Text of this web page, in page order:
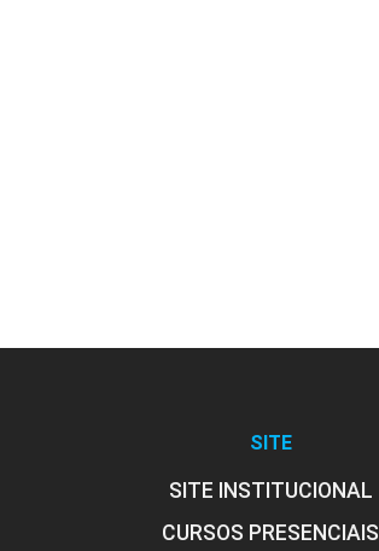
Concreto Armado
10h
SITE
SITE INSTITUCIONAL
CURSOS PRESENCIAIS